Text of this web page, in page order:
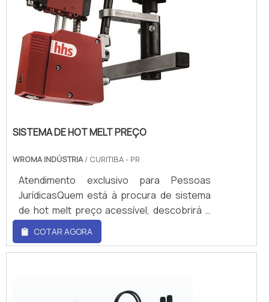
SOBRE CONECTOR IP66 PREÇOHá muitas
maneiras eficientes de dem...
SISTEMA DE HOT MELT PREÇO
WROMA INDÚSTRIA/ CURITIBA - PR
Atendimento exclusivo para Pessoas
JurídicasQuem está à procura de sistema
de hot melt preço acessível, descobrirá a
empresa líder do mercado. Realizando uma
cotação no marketplace Soluções
Industriais e conhecendo a melhor
COTAR AGORA